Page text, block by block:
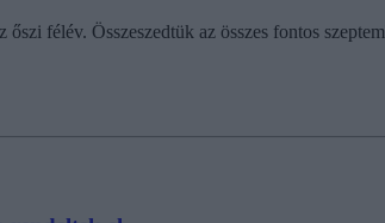
félév. Összeszedtük az összes fontos